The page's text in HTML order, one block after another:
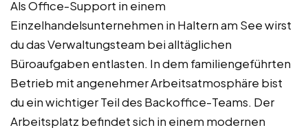
Als Office-Support in einem
Einzelhandelsunternehmen in Haltern am See wirst
du das Verwaltungsteam bei alltäglichen
Büroaufgaben entlasten. In dem familiengeführten
Betrieb mit angenehmer Arbeitsatmosphäre bist
du ein wichtiger Teil des Backoffice-Teams. Der
Arbeitsplatz befindet sich in einem modernen